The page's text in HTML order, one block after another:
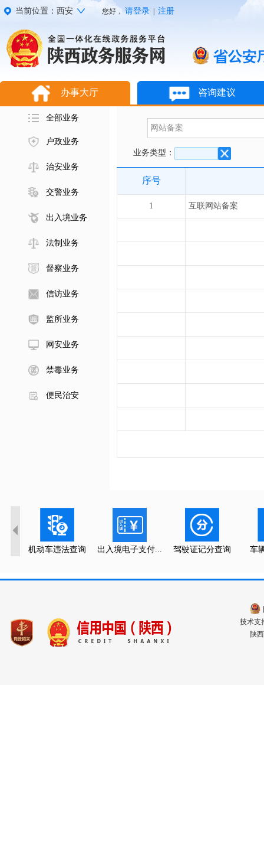
当前位置：西安 您好， 请登录 注册
办事大厅 咨询建议
全部业务
户政业务
治安业务
交警业务
出入境业务
法制业务
督察业务
信访业务
监所业务
网安业务
禁毒业务
便民治安
机动车违法查询 出入境电子支付... 驾驶证记分查询 车
业务类型：
序号
1 互联网站备案
技术支
陕